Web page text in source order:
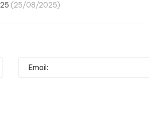
(25/08/2025)